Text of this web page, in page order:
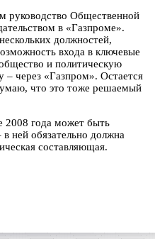
руководство Общественной
в «Газпроме».
должностей,
входа в ключевые
и политическую
– через «Газпром». Остается
что это тоже решаемый
2008 года может быть
ней обязательно должна
составляющая.